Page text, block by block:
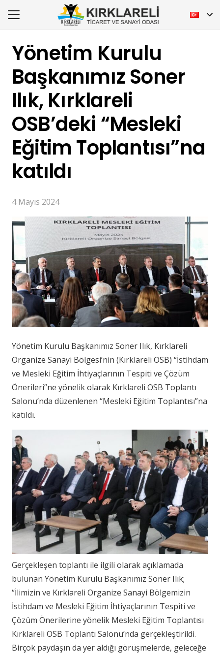
Yönetim Kurulu
Başkanımız Soner
Ilık, Kırklareli
OSB’deki “Mesleki
Eğitim Toplantısı”na
katıldı
4 Mayıs 2024
Yönetim Kurulu Başkanımız Soner Ilık, Kırklareli
Organize Sanayi Bölgesi’nin (Kırklareli OSB) “İstihdam
ve Mesleki Eğitim İhtiyaçlarının Tespiti ve Çözüm
Önerileri”ne yönelik olarak Kırklareli OSB Toplantı
Salonu’nda düzenlenen “Mesleki Eğitim Toplantısı”na
katıldı.
Gerçekleşen toplantı ile ilgili olarak açıklamada
bulunan Yönetim Kurulu Başkanımız Soner Ilık;
“İlimizin ve Kırklareli Organize Sanayi Bölgemizin
İstihdam ve Mesleki Eğitim İhtiyaçlarının Tespiti ve
Çözüm Önerilerine yönelik Mesleki Eğitim Toplantısı
Kırklareli OSB Toplantı Salonu’nda gerçekleştirildi.
Birçok paydaşın da yer aldığı görüşmelerde, geleceğe